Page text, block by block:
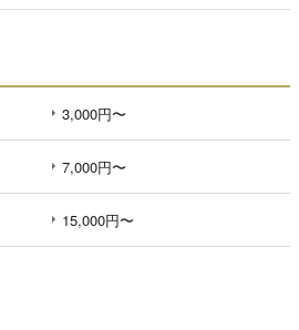
3,000円〜
7,000円〜
15,000円〜